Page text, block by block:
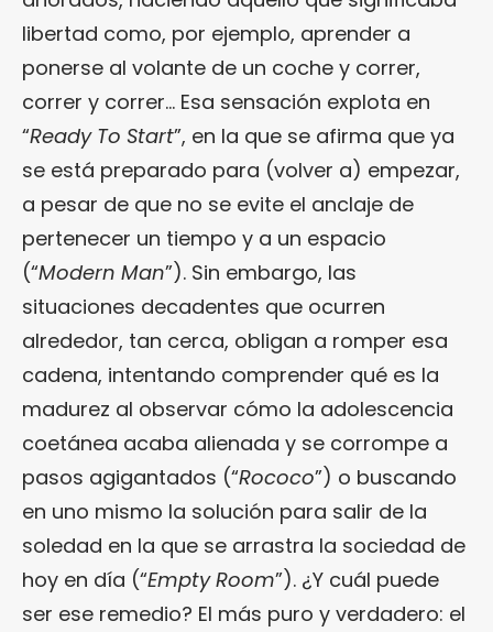
libertad como, por ejemplo, aprender a
ponerse al volante de un coche y correr,
correr y correr… Esa sensación explota en
“Ready To Start”, en la que se afirma que ya
se está preparado para (volver a) empezar,
a pesar de que no se evite el anclaje de
pertenecer un tiempo y a un espacio
(“Modern Man”). Sin embargo, las
situaciones decadentes que ocurren
alrededor, tan cerca, obligan a romper esa
cadena, intentando comprender qué es la
madurez al observar cómo la adolescencia
coetánea acaba alienada y se corrompe a
pasos agigantados (“Rococo”) o buscando
en uno mismo la solución para salir de la
soledad en la que se arrastra la sociedad de
hoy en día (“Empty Room”). ¿Y cuál puede
ser ese remedio? El más puro y verdadero: el